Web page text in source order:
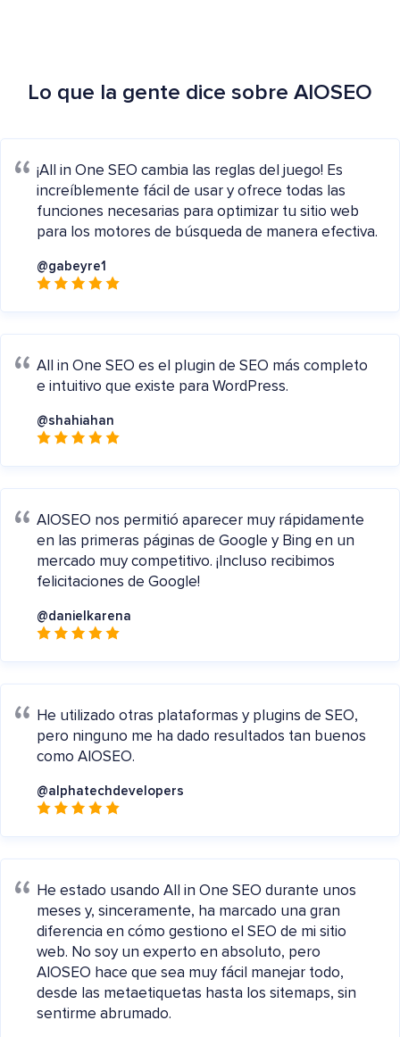
Lo que la gente dice sobre AIOSEO
¡All in One SEO cambia las reglas del juego! Es
increíblemente fácil de usar y ofrece todas las
funciones necesarias para optimizar tu sitio web
para los motores de búsqueda de manera efectiva.
@gabeyre1
All in One SEO es el plugin de SEO más completo
e intuitivo que existe para WordPress.
@shahiahan
AIOSEO nos permitió aparecer muy rápidamente
en las primeras páginas de Google y Bing en un
mercado muy competitivo. ¡Incluso recibimos
felicitaciones de Google!
@danielkarena
He utilizado otras plataformas y plugins de SEO,
pero ninguno me ha dado resultados tan buenos
como AIOSEO.
@alphatechdevelopers
He estado usando All in One SEO durante unos
meses y, sinceramente, ha marcado una gran
diferencia en cómo gestiono el SEO de mi sitio
web. No soy un experto en absoluto, pero
AIOSEO hace que sea muy fácil manejar todo,
desde las metaetiquetas hasta los sitemaps, sin
sentirme abrumado.